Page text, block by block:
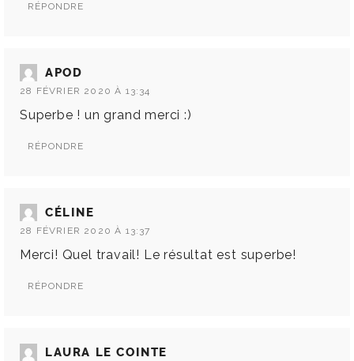
RÉPONDRE
APOD
28 FÉVRIER 2020 À 13:34
Superbe ! un grand merci :)
RÉPONDRE
CÉLINE
28 FÉVRIER 2020 À 13:37
Merci! Quel travail! Le résultat est superbe!
RÉPONDRE
LAURA LE COINTE